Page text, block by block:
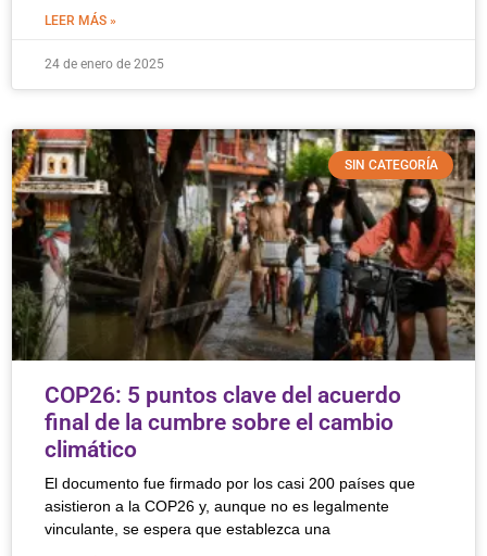
LEER MÁS »
24 de enero de 2025
SIN CATEGORÍA
COP26: 5 puntos clave del acuerdo
final de la cumbre sobre el cambio
climático
El documento fue firmado por los casi 200 países que
asistieron a la COP26 y, aunque no es legalmente
vinculante, se espera que establezca una